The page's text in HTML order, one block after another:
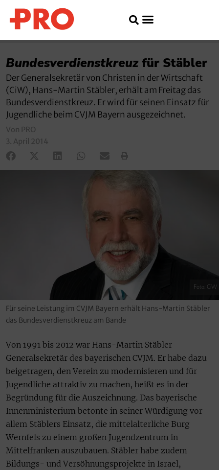
Bundesverdienstkreuz für Stäbler
Der Generalsekretär von Christen in der Wirtschaft
(CiW), Hans-Martin Stäbler, erhält am Freitag das
Bundesverdienstkreuz. Er wird für seinen Einsatz für
Jugendliche beim CVJM Bayern ausgezeichnet.
Von PRO
3. April 2014
Foto: CiW
Für seine Leistung im CVJM Bayern erhält Hans-Martin Stäbler
das Bundesverdienstkreuz am Bande
Von 1991 bis 2012 war Hans-Martin Stäbler
Generalsekretär des bayerischen CVJM. Er habe dazu
beigetragen, den Verein zu modernisieren und für
Jugendliche attraktiv zu machen, heißt es in der
Begründung für die Auszeichnung. Das bayerische
Innenministerium betonte in seiner Würdigung vor
allem Stäblers Einsatz, die mittelalterliche Burg
Wernfels zu einem großen Jugendzentrum in
Mittelfranken auszubauen. Stäbler habe zudem
Bildungs- und Versöhnungsprojekte in Israel,